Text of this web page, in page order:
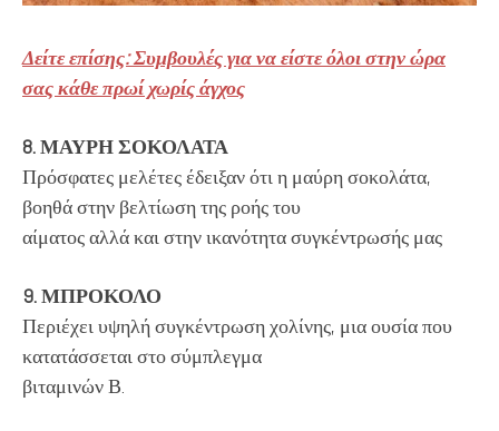
Δείτε επίσης: Συμβουλές για να είστε όλοι στην ώρα
σας κάθε πρωί χωρίς άγχος
8. ΜΑΥΡΗ ΣΟΚΟΛΑΤΑ
Πρόσφατες μελέτες έδειξαν ότι η μαύρη σοκολάτα,
βοηθά στην βελτίωση της ροής του
αίματος αλλά και στην ικανότητα συγκέντρωσής μας
9. ΜΠΡΟΚΟΛΟ
Περιέχει υψηλή συγκέντρωση χολίνης, μια ουσία που
κατατάσσεται στο σύμπλεγμα
βιταμινών Β.